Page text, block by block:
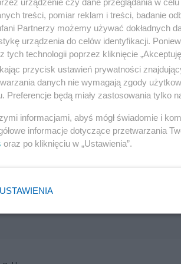
Nawrockiego na fotografii. "W
sugestiami, że na
Instytutu Pamięci Narodowej
Nawrocki. Jednym z mężczyzn
z którym zakończono współpracę
- głosi oświadczenie IPN.
treści, pomiar reklam i treści, badanie
Partnerzy możemy używać dokładnych
urządzenia do celów identyfikacji.
tych technologii poprzez kliknięcie
przycisk ustawień prywatności
danych nie wymagają zgody
Preferencje będą miały zastosowania tylko
informacjami, abyś mógł świadomie i
informacje dotyczące przetwarzania
oraz po kliknięciu w „Ustawienia”.
USTAWIENIA